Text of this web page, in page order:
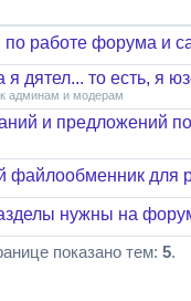
работе форума и
я дятел... то есть, я
админам и модерам
и предложений
файлообменник для
нужны на
показано тем: 5.